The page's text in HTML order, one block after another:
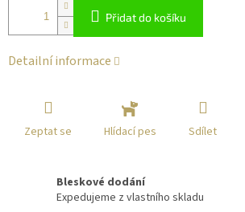
Přidat do košíku
Detailní informace
Zeptat se Hlídací pes Sdílet
Bleskové dodání
Expedujeme z vlastního skladu